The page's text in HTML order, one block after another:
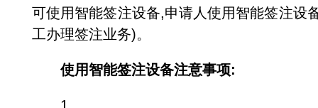
可使用智能签注设备,申请人使用智能签注设
工办理签注业务)。
使用智能签注设备注意事项: